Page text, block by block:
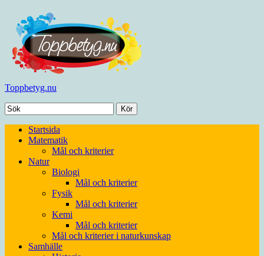
Toppbetyg.nu
Startsida
Matematik
Mål och kriterier
Natur
Biologi
Mål och kriterier
Fysik
Mål och kriterier
Kemi
Mål och kriterier
Mål och kriterier i naturkunskap
Samhälle